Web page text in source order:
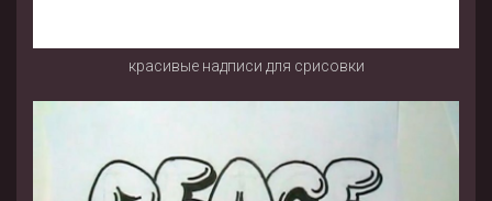
красивые надписи для срисовки